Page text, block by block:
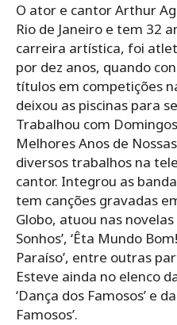
O ator e cantor Arthur
Rio de Janeiro e tem 32
carreira artística, foi
por dez anos, quando
títulos em competições
deixou as piscinas para
Trabalhou com
Melhores Anos de
diversos trabalhos na
cantor. Integrou as
tem canções gravadas
Globo, atuou nas novelas
Sonhos’, ‘Êta Mundo
Paraíso’, entre outras
Esteve ainda no elenco
‘Dança dos Famosos’ e
Famosos’.